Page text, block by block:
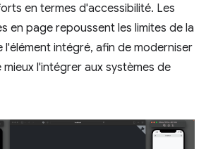
en termes d'accessibilité. Les
en page repoussent les limites de la
l'élément intégré, afin de moderniser
l'intégrer aux systèmes de